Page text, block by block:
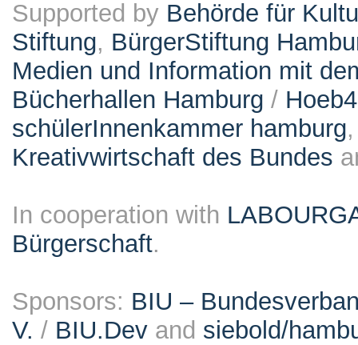
Supported by Behörde für
Stiftung, BürgerStiftung
Medien und Information mit
Bücherhallen Hamburg /
schülerInnenkammer hamburg
Kreativwirtschaft des Bundes
In cooperation with
Bürgerschaft.
Sponsors: BIU –
V. / BIU.Dev and siebold/